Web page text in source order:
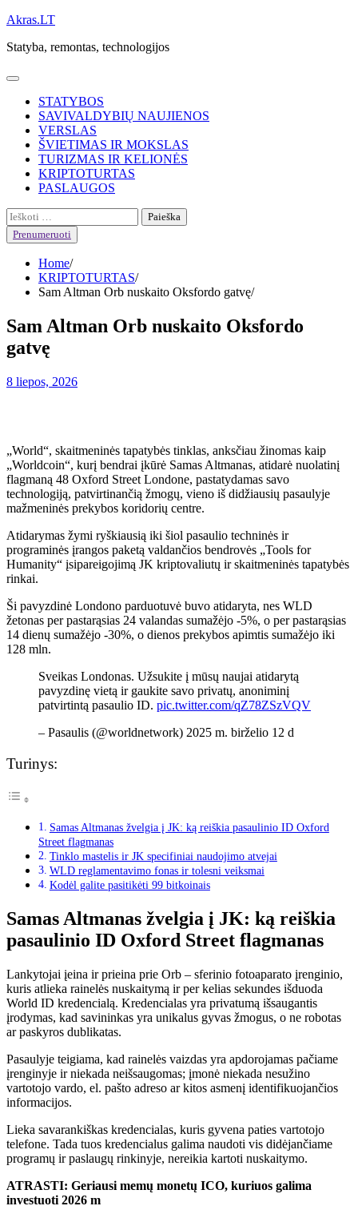
Skip
content
Akras.LT
Statyba, remontas, technologijos
STATYBOS
SAVIVALDYBIŲ NAUJIENOS
VERSLAS
ŠVIETIMAS IR MOKSLAS
TURIZMAS IR KELIONĖS
KRIPTOTURTAS
PASLAUGOS
Ieškoti:
Prenumeruoti
Home
KRIPTOTURTAS
Sam Altman Orb nuskaito Oksfordo gatvę
Sam Altman Orb nuskaito Oksfordo
gatvę
8 liepos, 2026
„World“, skaitmeninės tapatybės tinklas, anksčiau žinomas kaip
„Worldcoin“, kurį bendrai įkūrė Samas Altmanas, atidarė nuolatinį
flagmaną 48 Oxford Street Londone, pastatydamas savo
technologiją, patvirtinančią žmogų, vieno iš didžiausių pasaulyje
mažmeninės prekybos koridorių centre.
Atidarymas žymi ryškiausią iki šiol pasaulio techninės ir
programinės įrangos paketą valdančios bendrovės „Tools for
Humanity“ įsipareigojimą JK kriptovaliutų ir skaitmeninės tapatybės
rinkai.
Ši pavyzdinė Londono parduotuvė buvo atidaryta, nes WLD
žetonas per pastarąsias 24 valandas sumažėjo -5%, o per pastarąsias
14 dienų sumažėjo -30%, o dienos prekybos apimtis sumažėjo iki
128 mln.
Sveikas Londonas. Užsukite į mūsų naujai atidarytą
pavyzdinę vietą ir gaukite savo privatų, anoniminį
patvirtintą pasaulio ID. pic.twitter.com/qZ78ZSzVQV
– Pasaulis (@worldnetwork) 2025 m. birželio 12 d
Turinys:
Samas Altmanas žvelgia į JK: ką reiškia pasaulinio ID Oxford
Street flagmanas
Tinklo mastelis ir JK specifiniai naudojimo atvejai
WLD reglamentavimo fonas ir tolesni veiksmai
Kodėl galite pasitikėti 99 bitkoinais
Samas Altmanas žvelgia į JK: ką reiškia
pasaulinio ID Oxford Street flagmanas
Lankytojai įeina ir prieina prie Orb – sferinio fotoaparato įrenginio,
kuris atlieka rainelės nuskaitymą ir per kelias sekundes išduoda
World ID kredencialą. Kredencialas yra privatumą išsaugantis
įrodymas, kad savininkas yra unikalus gyvas žmogus, o ne robotas
ar paskyros dublikatas.
Pasaulyje teigiama, kad rainelės vaizdas yra apdorojamas pačiame
įrenginyje ir niekada neišsaugomas; įmonė niekada nesužino
vartotojo vardo, el. pašto adreso ar kitos asmenį identifikuojančios
informacijos.
Lieka savarankiškas kredencialas, kuris gyvena paties vartotojo
telefone. Tada tuos kredencialus galima naudoti vis didėjančiame
programų ir paslaugų rinkinyje, nereikia kartoti nuskaitymo.
ATRASTI: Geriausi memų monetų ICO, kuriuos galima
investuoti 2026 m